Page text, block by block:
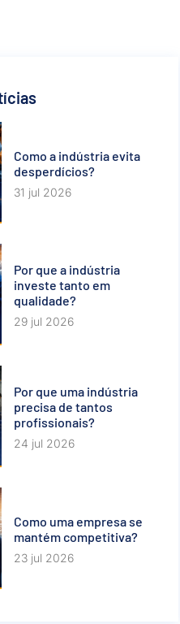
Como a indústria evita
desperdícios?
31 jul 2026
Por que a indústria
investe tanto em
qualidade?
29 jul 2026
Por que uma indústria
precisa de tantos
profissionais?
24 jul 2026
Como uma empresa se
mantém competitiva?
23 jul 2026